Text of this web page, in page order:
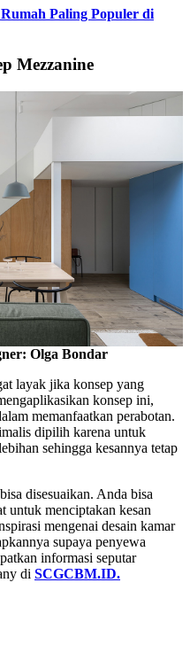
Paling Populer di
Mezzanine
Olga Bondar
layak jika konsep yang
konsep ini,
memanfaatkan perabotan.
dipilih karena untuk
sehingga kesannya tetap
disesuaikan. Anda bisa
untuk menciptakan kesan
mengenai desain kamar
supaya penyewa
informasi seputar
di SCGCBM.ID.